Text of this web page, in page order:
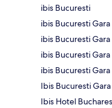
ibis Bucuresti
ibis Bucuresti
ibis Bucuresti
ibis Bucuresti
ibis Bucuresti
Ibis Bucuresti
Ibis Hotel